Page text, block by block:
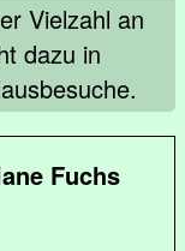
Vielzahl an
dazu in
Fuchs